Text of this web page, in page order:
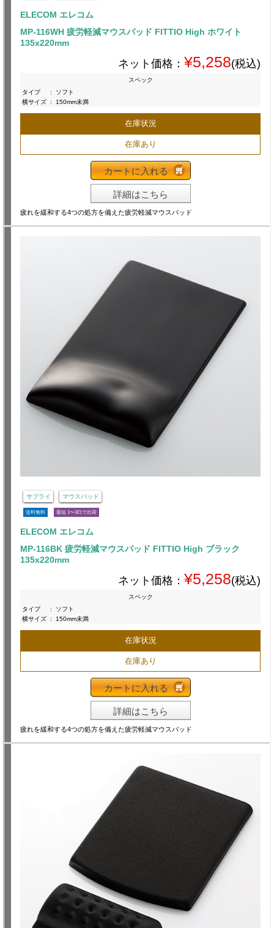
ELECOM エレコム
MP-116WH 疲労軽減マウスパッド FITTIO High ホワイト
135x220mm
ネット価格： ¥5,258(税込)
スペック
タイプ
:
ソフト
横サイズ : 150mm未満
在庫状況
在庫あり
カートに入れる
詳細はこちら
疲れを緩和する4つの処方を備えた疲労軽減マウスパッド
サプライ マウスパッド
送料無料 最短 1〜3日で出荷
ELECOM エレコム
MP-116BK 疲労軽減マウスパッド FITTIO High ブラック
135x220mm
ネット価格： ¥5,258(税込)
スペック
タイプ
:
ソフト
横サイズ : 150mm未満
在庫状況
在庫あり
カートに入れる
詳細はこちら
疲れを緩和する4つの処方を備えた疲労軽減マウスパッド